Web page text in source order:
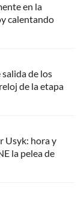
en la
calentando
de los
de la etapa
Usyk: hora y
la pelea de